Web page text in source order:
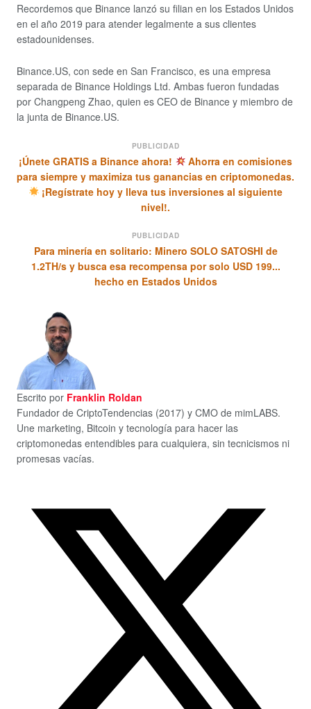
Recordemos que Binance lanzó su filian en los Estados Unidos
en el año 2019 para atender legalmente a sus clientes
estadounidenses.
Binance.US, con sede en San Francisco, es una empresa
separada de Binance Holdings Ltd. Ambas fueron fundadas
por Changpeng Zhao, quien es CEO de Binance y miembro de
la junta de Binance.US.
PUBLICIDAD
¡Únete GRATIS a Binance ahora!
Ahorra en comisiones
para siempre y maximiza tus ganancias en criptomonedas.
¡Regístrate hoy y lleva tus inversiones al siguiente
nivel!.
PUBLICIDAD
Para minería en solitario: Minero SOLO SATOSHI de
1.2TH/s y busca esa recompensa por solo USD 199...
hecho en Estados Unidos
Escrito por Franklin Roldan
Fundador de CriptoTendencias (2017) y CMO de mimLABS.
Une marketing, Bitcoin y tecnología para hacer las
criptomonedas entendibles para cualquiera, sin tecnicismos ni
promesas vacías.